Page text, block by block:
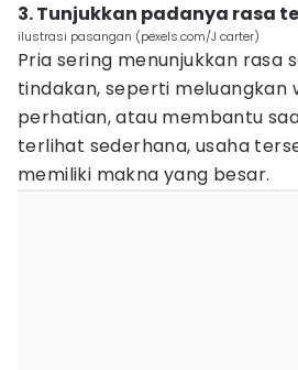
3. Tunjukkan padanya rasa
ilustrasi pasangan (pexels.com/J carter)
Pria sering menunjukkan rasa
tindakan, seperti meluangkan
perhatian, atau membantu
terlihat sederhana, usaha
memiliki makna yang besar.